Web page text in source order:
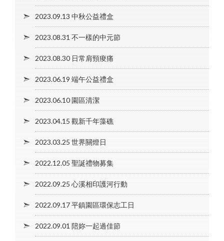
2023.09.13 中秋公益禮盒
2023.08.31 不一樣的中元節
2023.08.30 日常肩頸痠痛
2023.06.19 端午公益禮盒
2023.06.10 園區清潔
2023.04.15 觀新千年藻礁
2023.03.25 世界關燈日
2022.12.05 聖誕禮物募集
2022.09.25 心溪相印護河行動
2022.09.17 平鎮園區環保志工日
2022.09.01 陪妳一起過佳節